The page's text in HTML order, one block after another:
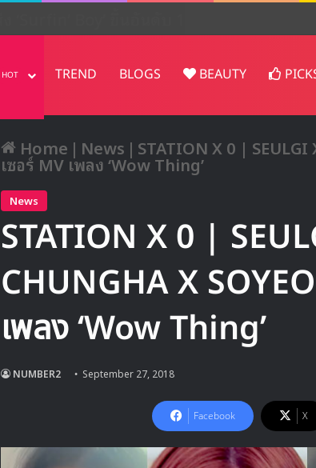
HOT TREND BLOGS BEAUTY
Home | News | STATION X 0 | SEULGI
เซอร์ MV เพลง ‘Wow Thing’
News
STATION X 0 |
CHUNGHA X
เพลง ‘Wow Thing’
NUMBER2 September 27, 2018
Facebook X